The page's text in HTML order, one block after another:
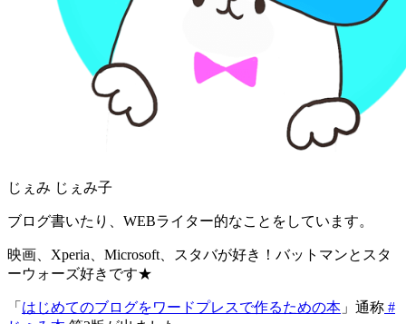
じぇみ じぇみ子
ブログ書いたり、WEBライター的なことをしています。
映画、Xperia、Microsoft、スタバが好き！バットマンとスタ
ーウォーズ好きです★
「 はじめてのブログをワードプレスで作るための本 」通称 #